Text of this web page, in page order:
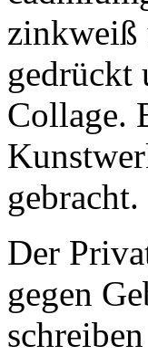
zinkweiß
gedrückt
Collage.
gebracht.
Der
gegen